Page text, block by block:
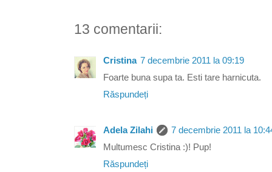
13 comentarii:
Cristina 7 decembrie 2011 la 09:19
Foarte buna supa ta. Esti tare harnicuta.
Răspundeți
Adela Zilahi
7 decembrie 2011 la
Multumesc Cristina :)! Pup!
Răspundeți